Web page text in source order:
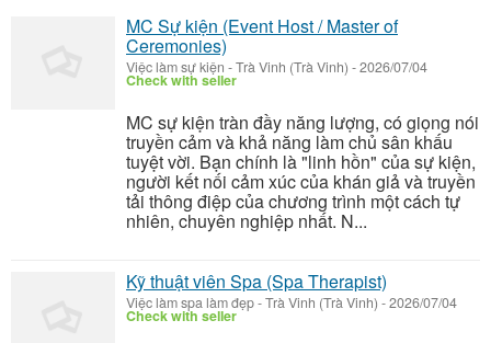
MC Sự kiện (Event Host / Master of
Ceremonies)
Việc làm sự kiện -Trà Vinh (Trà Vinh) -2026/07/04
Check with seller
MC sự kiện tràn đầy năng lượng, có giọng nói
truyền cảm và khả năng làm chủ sân khấu
tuyệt vời. Bạn chính là "linh hồn" của sự kiện,
người kết nối cảm xúc của khán giả và truyền
tải thông điệp của chương trình một cách tự
nhiên, chuyên nghiệp nhất. N...
Kỹ thuật viên Spa (Spa Therapist)
Việc làm spa làm đẹp-Trà Vinh (Trà Vinh) -2026/07/04
Check with seller